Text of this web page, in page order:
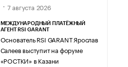
7 августа 2026
МЕЖДУНАРОДНЫЙ ПЛАТЁЖНЫЙ
АГЕНТ RSI GARANT
Основатель RSI GARANT Ярослав
Салеев выступит на форуме
«РОСТКИ» в Казани